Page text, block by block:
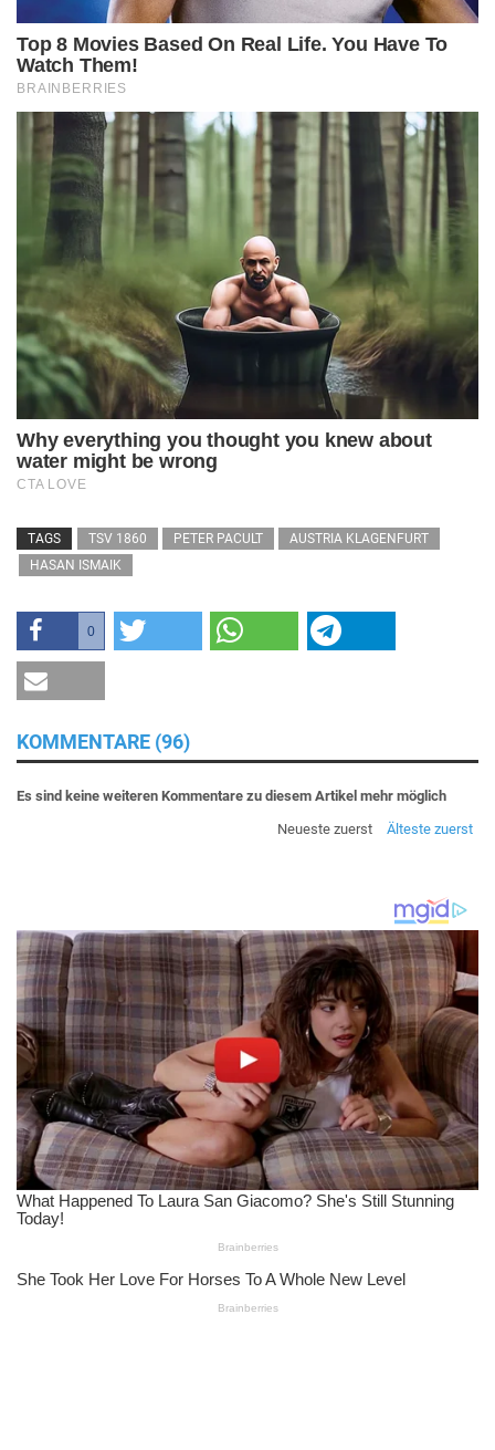
TAGS TSV 1860 PETER PACULT
AUSTRIA KLAGENFURT
HASAN ISMAIK
0
KOMMENTARE (96)
Es sind keine weiteren Kommentare zu diesem Artikel mehr möglich
Neueste zuerst
Älteste zuerst